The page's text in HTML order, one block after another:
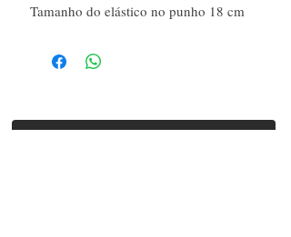
Tamanho do elástico no punho 18 cm